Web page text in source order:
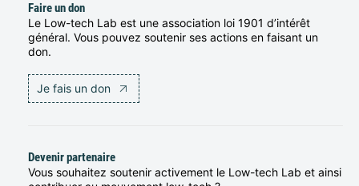
Faire un don
Le Low-tech Lab est une association loi 1901 d’intérêt
général. Vous pouvez soutenir ses actions en faisant un
don.
Je fais un don
Devenir partenaire
Vous souhaitez soutenir activement le Low-tech Lab et ainsi